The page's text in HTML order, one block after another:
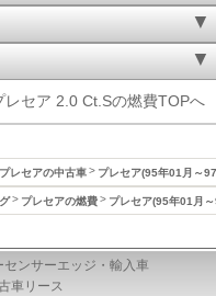
セア 2.0 Ct.Sの燃費TOPへ
プレセアの中古車 プレセア(95年01月～
プレセアの燃費 プレセア(95年01月
センサーエッジ・輸入車
車リース